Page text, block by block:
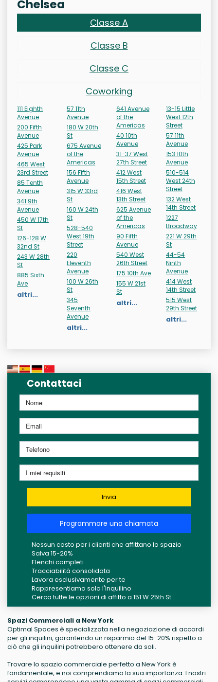
Chelsea
Classe A
Classe B
Classe C
Coworking
111 Eighth
Avenue
200 Fifth
Avenue
425 Park
Avenue
465 West
23rd Street
85 Tenth
Avenue
341 9th
Avenue
450 W 17th
St
126-128 W
32nd St
243 W 28th
St
885 Sixth
Ave
altri...
57 11th
Avenue
180 W 20th
St
675 Avenue
of the
Americas
156 Fifth
Avenue
315 W 33rd
St
160 W 24th
St
528-540
West 19th
Street
220
Eleventh
Avenue
100 W 26th
St
345
Seventh
Avenue
altri...
641 Avenue
of the
Americas
40 10th
Avenue
31-37 West
27th Street
412 West
15th Street
416 West
13th Street
625 Avenue
of the
Americas
90 Fifth
Avenue
540 West
26th Street
175 10th Ave
155 W 21st
St
altri...
13-15 Little
West 12th
Street
57 11th
Avenue
153 10th
Avenue
510-514
West 24th
Street
132 West
14th Street
1227
Broadway
221 W 29th
St
44-54
Ninth
Avenue
414 West
14th Street
515 West
29th Street
altri...
Contattaci
Invia
Programmare una chiamata
Nessun costo per i clienti che affittano lo spazio
Salva 15-20%
Elenchi completi
Tracciabilità consolidata
Lavora esclusivamente per te
Rappresentiamo solo l'Inquilino
Cerca tutte le opzioni di affitto a 151 W 25th St
Spazi Commerciali a New York
Optimal Spaces è specializzata nella negoziazione di accordi
per gli inquilini, garantendo un risparmio del 15-20% rispetto a
ciò che gli inquilini potrebbero ottenere da soli.
Trovare lo spazio commerciale perfetto a New York è
fondamentale, e noi comprendiamo la sua importanza. I nostri